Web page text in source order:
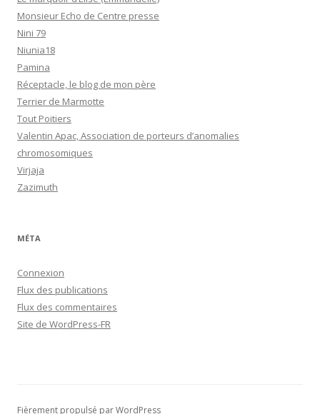
Monsieur Echo de Centre presse
Nini 79
Niunia18
Pamina
Réceptacle, le blog de mon père
Terrier de Marmotte
Tout Poitiers
Valentin Apac, Association de porteurs d’anomalies
chromosomiques
Virjaja
Zazimuth
MÉTA
Connexion
Flux des publications
Flux des commentaires
Site de WordPress-FR
Fièrement propulsé par WordPress